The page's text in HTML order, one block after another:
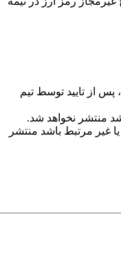
از تایید توسط تیم
منتشر نخواهد شد.
غیر مرتبط باشد منتشر